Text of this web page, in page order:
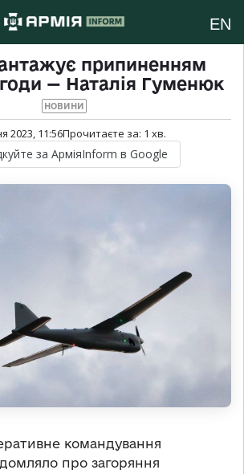
EN
припиненням
— Наталія Гуменюк
НОВИНИ
2023, 11:56Прочитаєте за: 1 хв.
за АрміяInform в Google
командування
про загоряння